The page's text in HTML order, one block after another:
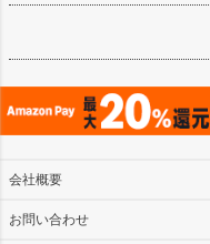
会社概要
お問い合わせ